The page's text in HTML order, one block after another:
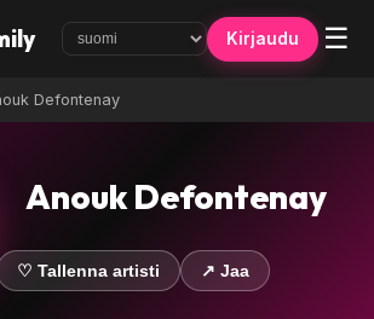
Kirjaudu ☰
Defontenay
Anouk Defontenay
♡ Tallenna artisti ↗ Jaa